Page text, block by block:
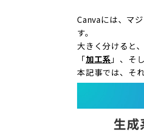
Canvaには、マ
す。
大きく分けると
「加工系」、そ
本記事では、そ